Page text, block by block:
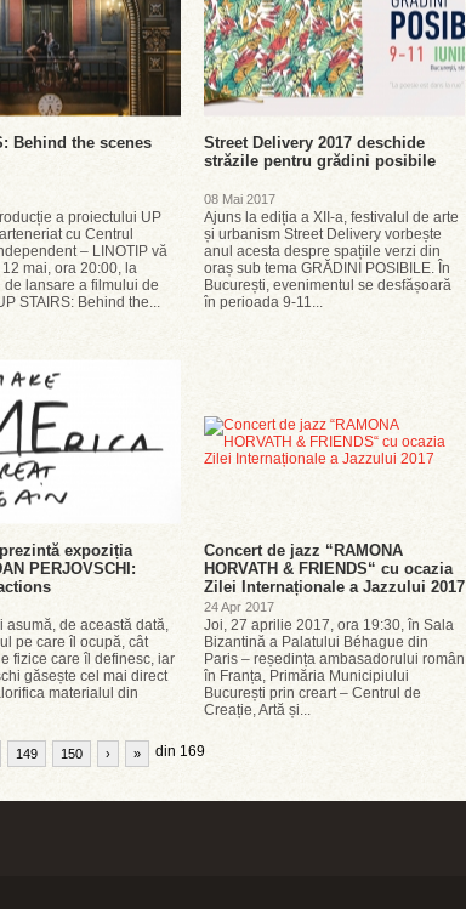
Behind the scenes
a proiectului UP
cu Centrul
– LINOTIP vă
mai, ora 20:00, la
de lansare a filmului de
STAIRS: Behind the...
Street Delivery 2017 deschide
străzile pentru grădini posibile
08 Mai 2017
Ajuns la ediția a XII-a, festivalul de arte
și urbanism Street Delivery vorbește
anul acesta despre spațiile verzi din
oraș sub tema GRĂDINI POSIBILE. În
București, evenimentul se desfășoară
în perioada 9-11...
expoziția
PERJOVSCHI:
asumă, de această dată,
pe care îl ocupă, cât
fizice care îl definesc, iar
găsește cel mai direct
materialul din
Concert de jazz “RAMONA
HORVATH & FRIENDS“ cu ocazia
Zilei Internaționale a Jazzului 2017
24 Apr 2017
Joi, 27 aprilie 2017, ora 19:30, în Sala
Bizantină a Palatului Béhague din
Paris – reședința ambasadorului român
în Franța, Primăria Municipiului
București prin creart – Centrul de
Creație, Artă și...
149 150 din 169
› »